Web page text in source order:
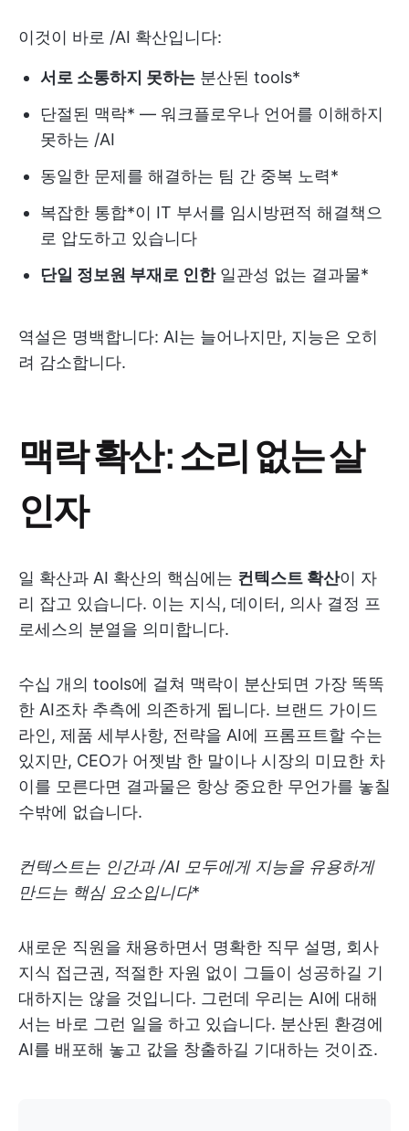
이것이 바로 /AI 확산입니다:
서로 소통하지 못하는 분산된 tools*
단절된 맥락* — 워크플로우나 언어를 이해하지
못하는 /AI
동일한 문제를 해결하는 팀 간 중복 노력*
복잡한 통합*이 IT 부서를 임시방편적 해결책으
로 압도하고 있습니다
단일 정보원 부재로 인한일관성 없는 결과물*
역설은 명백합니다: AI는 늘어나지만, 지능은 오히
려 감소합니다.
맥락 확산: 소리 없는 살
인자
일 확산과 AI 확산의 핵심에는 컨텍스트 확산이 자
리 잡고 있습니다. 이는 지식, 데이터, 의사 결정 프
로세스의 분열을 의미합니다.
수십 개의 tools에 걸쳐 맥락이 분산되면 가장 똑똑
한 AI조차 추측에 의존하게 됩니다. 브랜드 가이드
라인, 제품 세부사항, 전략을 AI에 프롬프트할 수는
있지만, CEO가 어젯밤 한 말이나 시장의 미묘한 차
이를 모른다면 결과물은 항상 중요한 무언가를 놓칠
수밖에 없습니다.
컨텍스트는 인간과 /AI 모두에게 지능을 유용하게
만드는 핵심 요소입니다*
새로운 직원을 채용하면서 명확한 직무 설명, 회사
지식 접근권, 적절한 자원 없이 그들이 성공하길 기
대하지는 않을 것입니다. 그런데 우리는 AI에 대해
서는 바로 그런 일을 하고 있습니다. 분산된 환경에
AI를 배포해 놓고 값을 창출하길 기대하는 것이죠.